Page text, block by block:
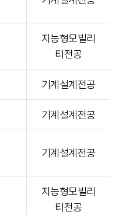
지능형모빌리
티전공
기계설계전공
기계설계전공
기계설계전공
지능형모빌리
티전공